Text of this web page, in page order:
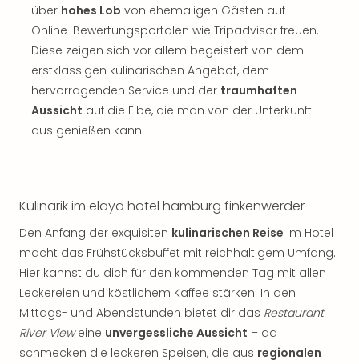
über hohes Lob von ehemaligen Gästen auf
Online-Bewertungsportalen wie Tripadvisor freuen.
Diese zeigen sich vor allem begeistert von dem
erstklassigen kulinarischen Angebot, dem
hervorragenden Service und der traumhaften
Aussicht auf die Elbe, die man von der Unterkunft
aus genießen kann.
Kulinarik im elaya hotel hamburg finkenwerder
Den Anfang der exquisiten kulinarischen Reise im Hotel
macht das Frühstücksbuffet mit reichhaltigem Umfang.
Hier kannst du dich für den kommenden Tag mit allen
Leckereien und köstlichem Kaffee stärken. In den
Mittags- und Abendstunden bietet dir das Restaurant
River Vieweine unvergessliche Aussicht – da
schmecken die leckeren Speisen, die aus regionalen